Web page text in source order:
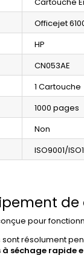
Officejet
HP
CN053AE
1 Cartouche
1000 pages
Non
ISO9001/
de
pour
sont résolument
à séchage rapide